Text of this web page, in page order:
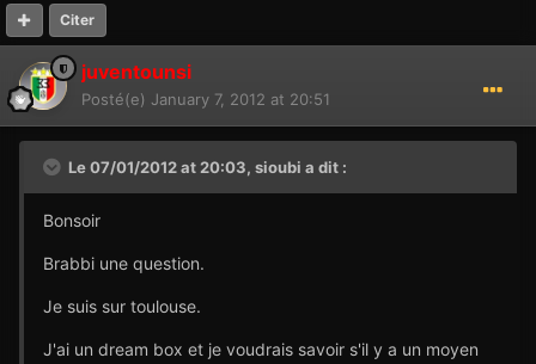
Citer
juventounsi
Posté(e) January 7, 2012 at 20:51
Le 07/01/2012 at 20:03, sioubi a dit :
Bonsoir
Brabbi une question.
Je suis sur toulouse.
J'ai un dream box et je voudrais savoir s'il y a un moyen